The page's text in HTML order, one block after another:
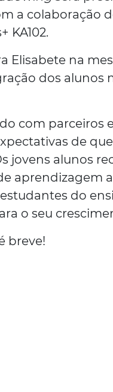
a colaboração
KA102.
Elisabete na
dos alunos
com parceiros
de
jovens alunos
aprendizagem
do
o seu
breve!